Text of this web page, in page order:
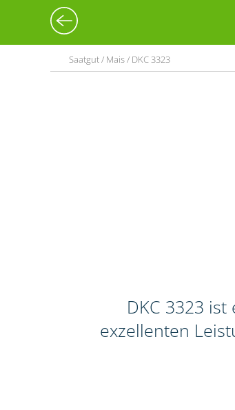
Saatgut / Mais / DKC 3323
DKC 3323
exzellenten